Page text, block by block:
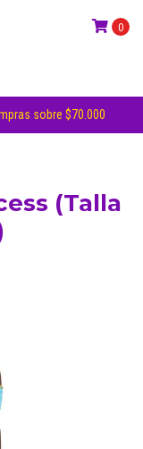
sobre $70.000
0
(Talla